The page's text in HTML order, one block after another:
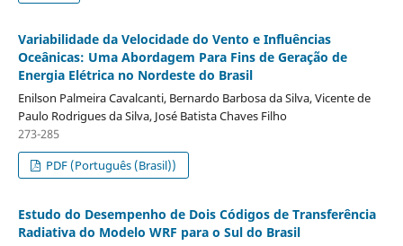
Variabilidade da Velocidade do Vento e Influências
Oceânicas: Uma Abordagem Para Fins de Geração de
Energia Elétrica no Nordeste do Brasil
Enilson Palmeira Cavalcanti, Bernardo Barbosa da Silva, Vicente de
Paulo Rodrigues da Silva, José Batista Chaves Filho
273-285
PDF (Português (Brasil))
Estudo do Desempenho de Dois Códigos de Transferência
Radiativa do Modelo WRF para o Sul do Brasil